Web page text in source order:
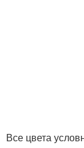
Все цвета